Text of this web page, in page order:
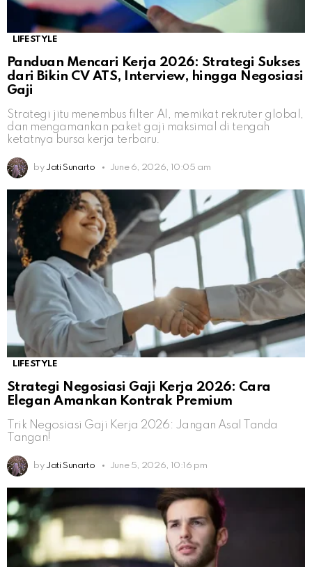
LIFESTYLE
Panduan Mencari Kerja 2026: Strategi Sukses
dari Bikin CV ATS, Interview, hingga Negosiasi
Gaji
Strategi jitu menembus filter AI, memikat rekruter global,
dan mengamankan paket gaji maksimal di tengah
ketatnya bursa kerja terbaru.
by Jati Sunarto June 6, 2026, 10:05 am
LIFESTYLE
Strategi Negosiasi Gaji Kerja 2026: Cara
Elegan Amankan Kontrak Premium
Trik Negosiasi Gaji Kerja 2026: Jangan Asal Tanda
Tangan!
by Jati Sunarto June 5, 2026, 10:16 pm